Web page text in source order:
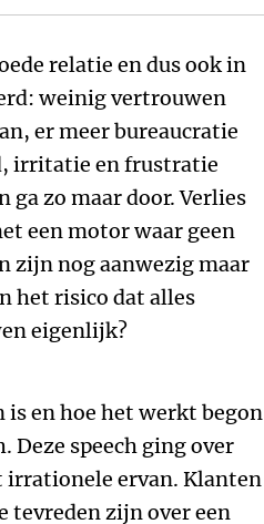
relatie en dus ook in
weinig vertrouwen
er meer bureaucratie
irritatie en frustratie
zo maar door. Verlies
een motor waar geen
zijn nog aanwezig maar
het risico dat alles
eigenlijk?
en hoe het werkt begon
Deze speech ging over
irrationele ervan. Klanten
tevreden zijn over een